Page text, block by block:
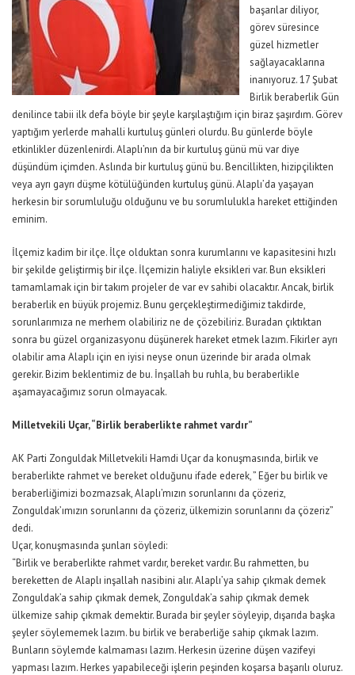
başarılar diliyor,
görev süresince
güzel hizmetler
sağlayacaklarına
inanıyoruz. 17 Şubat
Birlik beraberlik Gün
denilince tabii ilk defa böyle bir şeyle karşılaştığım için biraz şaşırdım. Görev
yaptığım yerlerde mahalli kurtuluş günleri olurdu. Bu günlerde böyle
etkinlikler düzenlenirdi. Alaplı’nın da bir kurtuluş günü mü var diye
düşündüm içimden. Aslında bir kurtuluş günü bu. Bencillikten, hizipçilikten
veya ayrı gayrı düşme kötülüğünden kurtuluş günü. Alaplı’da yaşayan
herkesin bir sorumluluğu olduğunu ve bu sorumlulukla hareket ettiğinden
eminim.
İlçemiz kadim bir ilçe. İlçe olduktan sonra kurumlarını ve kapasitesini hızlı
bir şekilde geliştirmiş bir ilçe. İlçemizin haliyle eksikleri var. Bun eksikleri
tamamlamak için bir takım projeler de var ev sahibi olacaktır. Ancak, birlik
beraberlik en büyük projemiz. Bunu gerçekleştirmediğimiz takdirde,
sorunlarımıza ne merhem olabiliriz ne de çözebiliriz. Buradan çıktıktan
sonra bu güzel organizasyonu düşünerek hareket etmek lazım. Fikirler ayrı
olabilir ama Alaplı için en iyisi neyse onun üzerinde bir arada olmak
gerekir. Bizim beklentimiz de bu. İnşallah bu ruhla, bu beraberlikle
aşamayacağımız sorun olmayacak.
Milletvekili Uçar, “Birlik beraberlikte rahmet vardır”
AK Parti Zonguldak Milletvekili Hamdi Uçar da konuşmasında, birlik ve
beraberlikte rahmet ve bereket olduğunu ifade ederek, ” Eğer bu birlik ve
beraberliğimizi bozmazsak, Alaplı’mızın sorunlarını da çözeriz,
Zonguldak’ımızın sorunlarını da çözeriz, ülkemizin sorunlarını da çözeriz”
dedi.
Uçar, konuşmasında şunları söyledi:
“Birlik ve beraberlikte rahmet vardır, bereket vardır. Bu rahmetten, bu
bereketten de Alaplı inşallah nasibini alır. Alaplı’ya sahip çıkmak demek
Zonguldak’a sahip çıkmak demek, Zonguldak’a sahip çıkmak demek
ülkemize sahip çıkmak demektir. Burada bir şeyler söyleyip, dışarıda başka
şeyler söylememek lazım. bu birlik ve beraberliğe sahip çıkmak lazım.
Bunların söylemde kalmaması lazım. Herkesin üzerine düşen vazifeyi
yapması lazım. Herkes yapabileceği işlerin peşinden koşarsa başarılı oluruz.